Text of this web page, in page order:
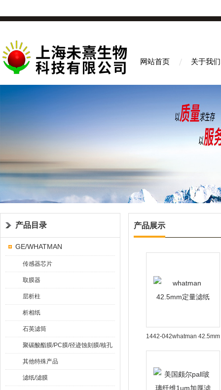
网站首页 关于我们
产品目录
GE/WHATMAN
传感器芯片
取膜器
层析柱
析相纸
石英滤筒
聚碳酸酯膜/PC膜/径迹蚀刻膜/核孔
膜
其他特殊产品
滤纸/滤膜
产品展示
1442-042whatman 42.5mm
定量滤纸